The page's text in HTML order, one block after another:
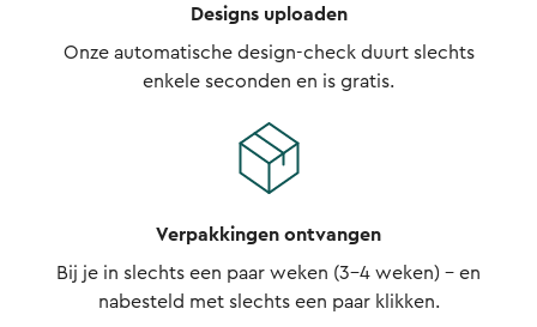
Designs uploaden
Onze automatische design-check duurt slechts
enkele seconden en is gratis.
Verpakkingen ontvangen
Bij je in slechts een paar weken (3-4 weken) - en
nabesteld met slechts een paar klikken.